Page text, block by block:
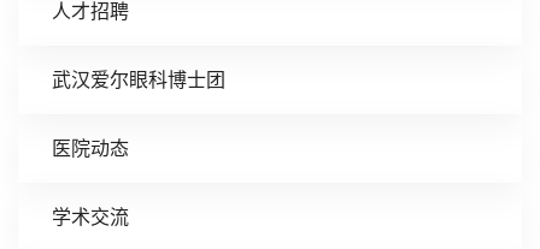
人才招聘
武汉爱尔眼科博士团
医院动态
学术交流